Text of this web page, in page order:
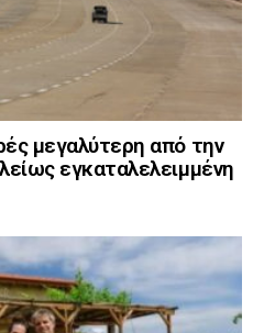
μεγαλύτερη από την
εγκαταλελειμμένη